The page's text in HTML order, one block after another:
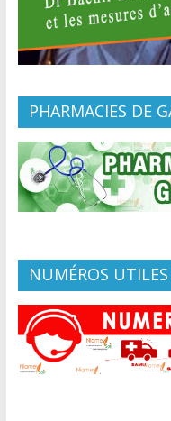
PHARMACIES DE
NUMÉROS UTILES